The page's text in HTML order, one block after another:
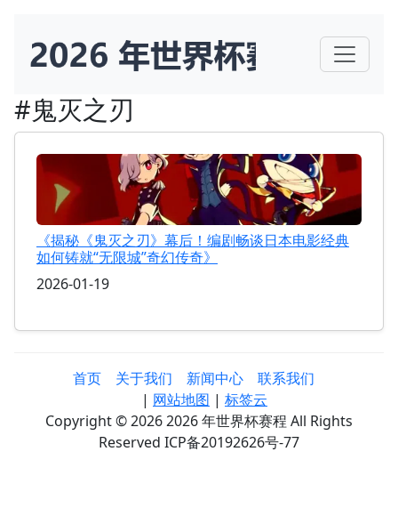
#鬼灭之刃
《揭秘《鬼灭之刃》幕后！编剧畅谈日本电影经典
如何铸就“无限城”奇幻传奇》
2026-01-19
首页 关于我们 新闻中心
联系我们
| 网站地图 | 标签云
Copyright © 2026 2026 年世界杯赛程 All Rights
Reserved ICP备20192626号-77